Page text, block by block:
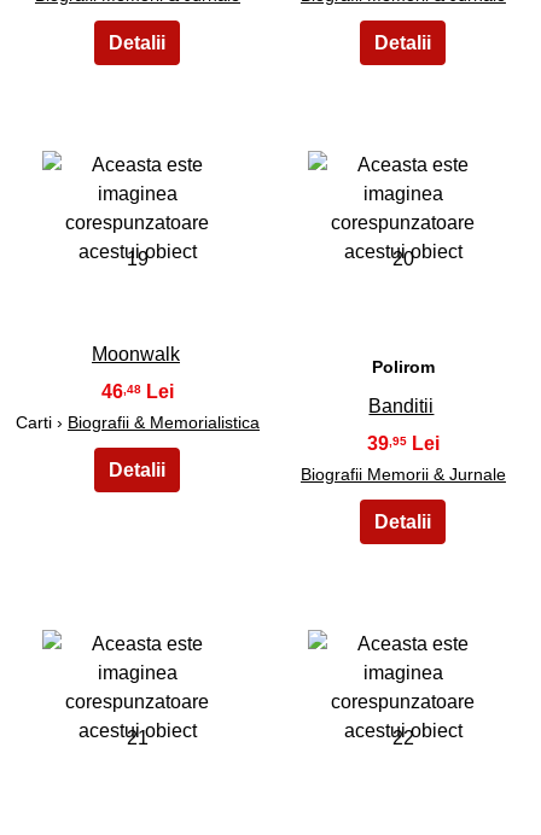
19
Moonwalk
46,48
Carti › Biografii & Memorialistica
20
Polirom
Banditii
39,95
Biografii Memorii & Jurnale
21 22